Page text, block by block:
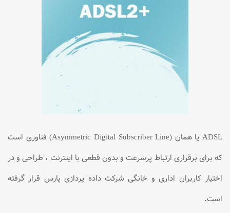
ADSL يا همان (Asymmetric Digital Subscriber Line) فناوری است
كه برای برقراری ارتباط پرسرعت و بدون قطعی با اينترنت ، طراحی و در
اختيار كاربران اداری و خانگی شرکت داده پردازی پارس قرار گرفته
است.